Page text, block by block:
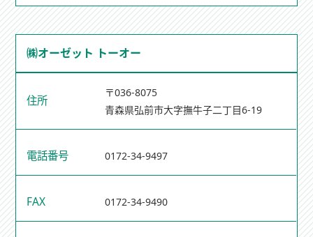
㈱オーゼット トーオー
住所
〒036-8075
青森県弘前市大字撫牛子二丁目6-19
電話番号 0172-34-9497
FAX 0172-34-9490